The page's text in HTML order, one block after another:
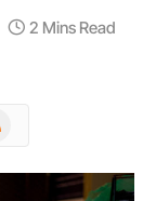
2 Mins Read